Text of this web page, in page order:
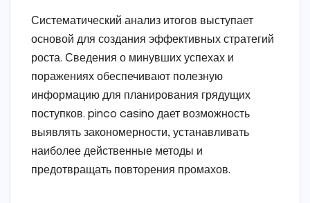
Систематический анализ итогов выступает
основой для создания эффективных стратегий
роста. Сведения о минувших успехах и
поражениях обеспечивают полезную
информацию для планирования грядущих
поступков. pinco casino дает возможность
выявлять закономерности, устанавливать
наиболее действенные методы и
предотвращать повторения промахов.